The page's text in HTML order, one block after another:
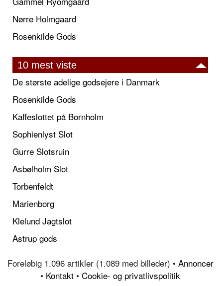
Nørre Holmgaard
Rosenkilde Gods
10 mest viste
De største adelige godsejere i Danmark
Rosenkilde Gods
Kaffeslottet på Bornholm
Sophienlyst Slot
Gurre Slotsruin
Asbølholm Slot
Torbenfeldt
Marienborg
Klelund Jagtslot
Astrup gods
Foreløbig 1.096 artikler (1.089 med billeder) • Annoncer
• Kontakt • Cookie- og privatlivspolitik